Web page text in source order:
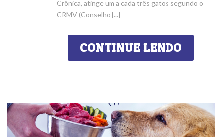
Crônica, atinge um a cada três gatos segundo o
CRMV (Conselho [...]
CONTINUE LENDO